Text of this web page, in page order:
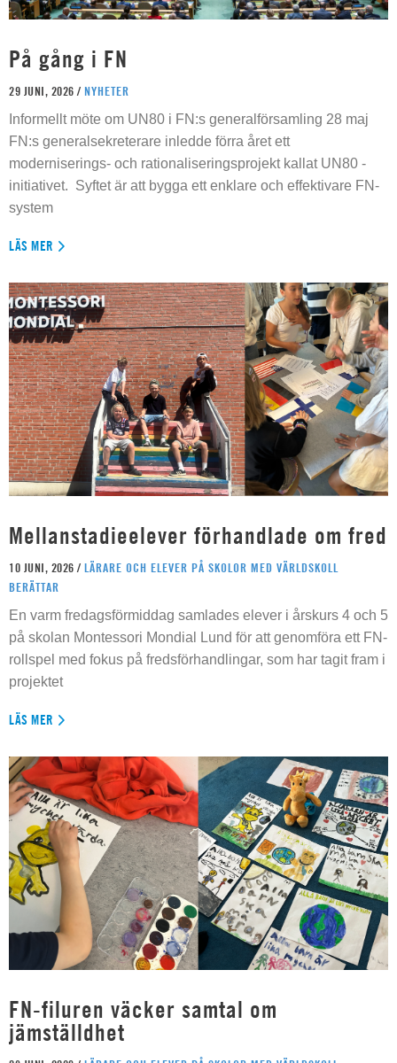
På gång i FN
29 JUNI, 2026 / NYHETER
Informellt möte om UN80 i FN:s generalförsamling 28 maj
FN:s generalsekreterare inledde förra året ett
moderniserings- och rationaliseringsprojekt kallat UN80 -
initiativet. Syftet är att bygga ett enklare och effektivare FN-
system
LÄS MER
Mellanstadieelever förhandlade om fred
10 JUNI, 2026 / LÄRARE OCH ELEVER PÅ SKOLOR MED VÄRLDSKOLL
BERÄTTAR
En varm fredagsförmiddag samlades elever i årskurs 4 och 5
på skolan Montessori Mondial Lund för att genomföra ett FN-
rollspel med fokus på fredsförhandlingar, som har tagit fram i
projektet
LÄS MER
FN-filuren väcker samtal om
jämställdhet